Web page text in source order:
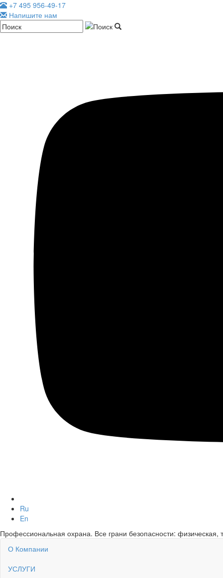
+7 495 956-49-17
Напишите нам
Ru
En
Профессиональная охрана. Все грани безопасности: физическая,
О Компании
УСЛУГИ